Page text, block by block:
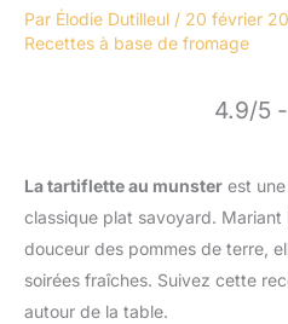
Par Élodie Dutilleul / 20 février
Recettes à base de fromage
4.9/5
La tartiflette au munster est
classique plat savoyard. Mariant
douceur des pommes de terre,
soirées fraîches. Suivez cette
autour de la table.